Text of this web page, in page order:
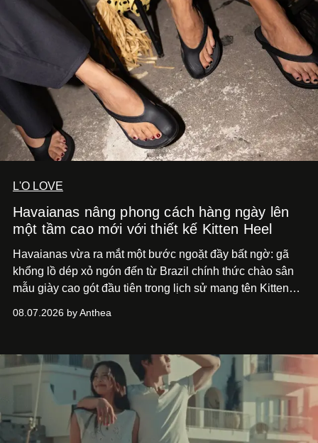
L'O LOVE
Havaianas nâng phong cách hàng ngày lên
một tầm cao mới với thiết kế Kitten Heel
Havaianas vừa ra mắt một bước ngoặt đầy bất ngờ: gã
khổng lồ dép xỏ ngón đến từ Brazil chính thức chào sân
mẫu giày cao gót đầu tiên trong lịch sử mang tên Kitten
08.07.2026 by Anthea